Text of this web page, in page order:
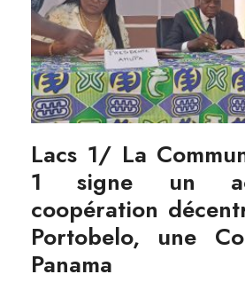
Lacs 1/ La
1 signe un
coopération
Portobelo, une
Panama